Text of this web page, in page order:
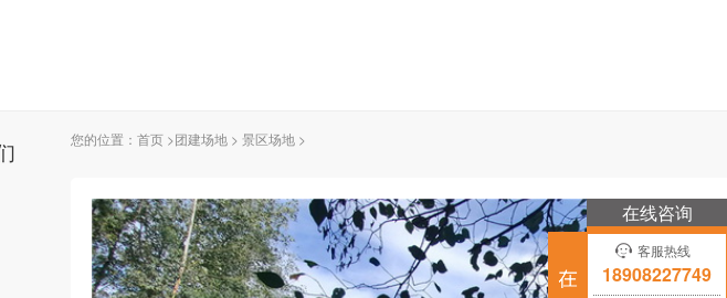
您的位置： 首页 >团建场地 > 景区场地 >
在线咨询
客服热线
18908227749